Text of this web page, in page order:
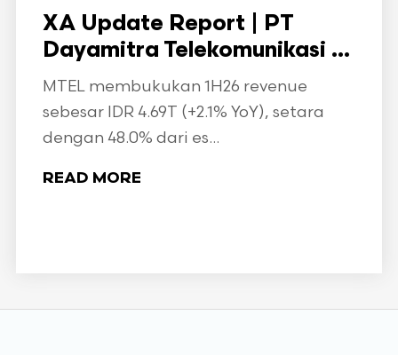
XA Update Report | PT
Dayamitra Telekomunikasi ...
MTEL membukukan 1H26 revenue
sebesar IDR 4.69T (+2.1% YoY), setara
dengan 48.0% dari es...
READ MORE